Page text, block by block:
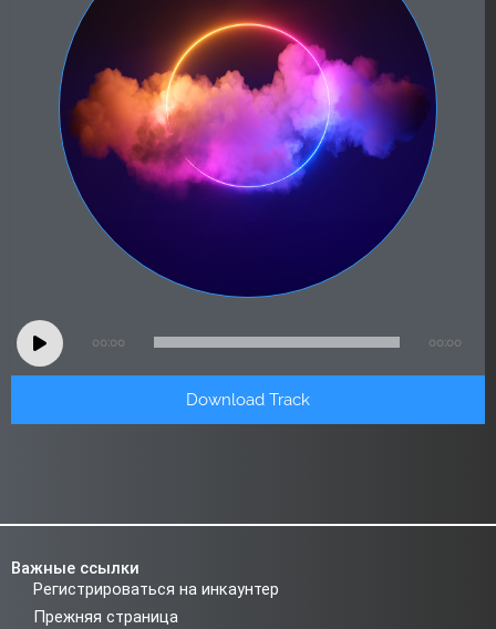
00:00 00:00
Download Track
Важные ссылки
Регистрироваться на инкаунтер
Прежняя страница